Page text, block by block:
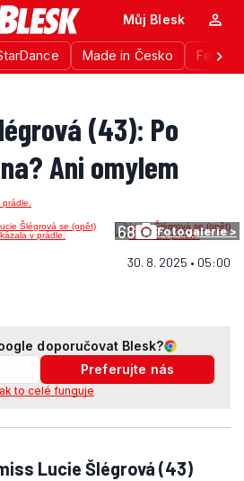
Made in Česko
Můj Blesk
(43): Po
Ani omylem
68 Fotogalerie >
30. 8. 2025 • 05:00
doporučovat Blesk?
Preferujte nás
to celé funguje
Lucie Šlégrová (43)